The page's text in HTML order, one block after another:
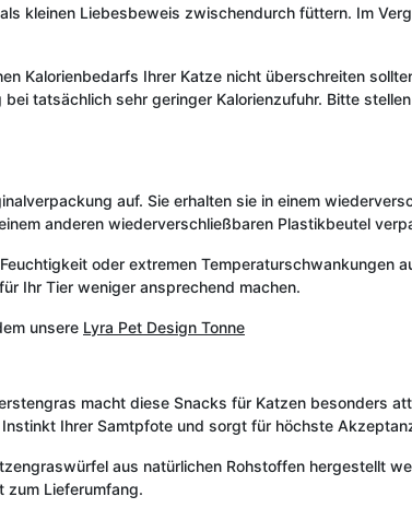
kleinen Liebesbeweis zwischendurch füttern. Im
Kalorienbedarfs Ihrer Katze nicht überschreiten
tatsächlich sehr geringer Kalorienzufuhr. Bitte
auf. Sie erhalten sie in einem
anderen wiederverschließbaren Plastikbeutel
oder extremen Temperaturschwankungen
Ihr Tier weniger ansprechend machen.
unsere Lyra Pet Design Tonne
macht diese Snacks für Katzen besonders
Ihrer Samtpfote und sorgt für höchste
aus natürlichen Rohstoffen hergestellt
zum Lieferumfang.